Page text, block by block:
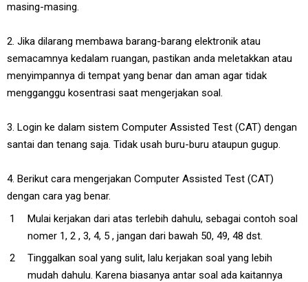
masing-masing.
2. Jika dilarang membawa barang-barang elektronik atau
semacamnya kedalam ruangan, pastikan anda meletakkan atau
menyimpannya di tempat yang benar dan aman agar tidak
mengganggu kosentrasi saat mengerjakan soal.
3. Login ke dalam sistem Computer Assisted Test (CAT) dengan
santai dan tenang saja. Tidak usah buru-buru ataupun gugup.
4. Berikut cara mengerjakan Computer Assisted Test (CAT)
dengan cara yag benar.
Mulai kerjakan dari atas terlebih dahulu, sebagai contoh soal
nomer 1, 2 , 3, 4, 5 , jangan dari bawah 50, 49, 48 dst.
Tinggalkan soal yang sulit, lalu kerjakan soal yang lebih
mudah dahulu. Karena biasanya antar soal ada kaitannya